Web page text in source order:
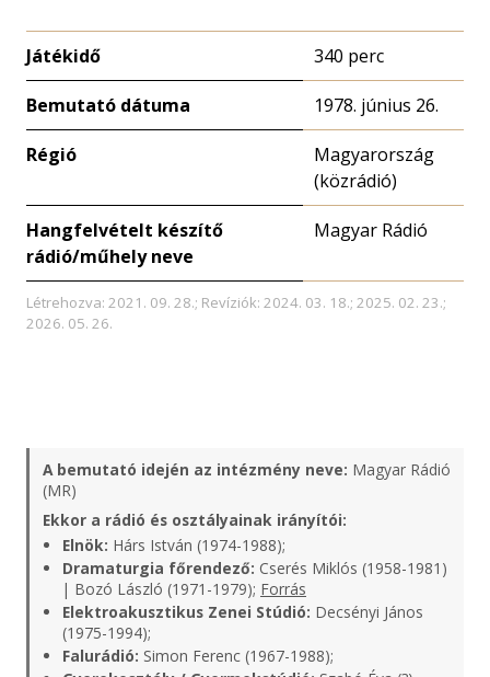
Játékidő 340 perc
Bemutató dátuma 1978. június 26.
Régió
Magyarország
(közrádió)
Hangfelvételt készítő
rádió/műhely neve
Magyar Rádió
Létrehozva: 2021. 09. 28.; Revíziók: 2024. 03. 18.; 2025. 02. 23.;
2026. 05. 26.
A bemutató idején az intézmény neve: Magyar Rádió
(MR)
Ekkor a rádió és osztályainak irányítói:
Elnök: Hárs István (1974-1988);
Dramaturgia főrendező: Cserés Miklós (1958-1981)
| Bozó László (1971-1979); Forrás
Elektroakusztikus Zenei Stúdió: Decsényi János
(1975-1994);
Falurádió: Simon Ferenc (1967-1988);